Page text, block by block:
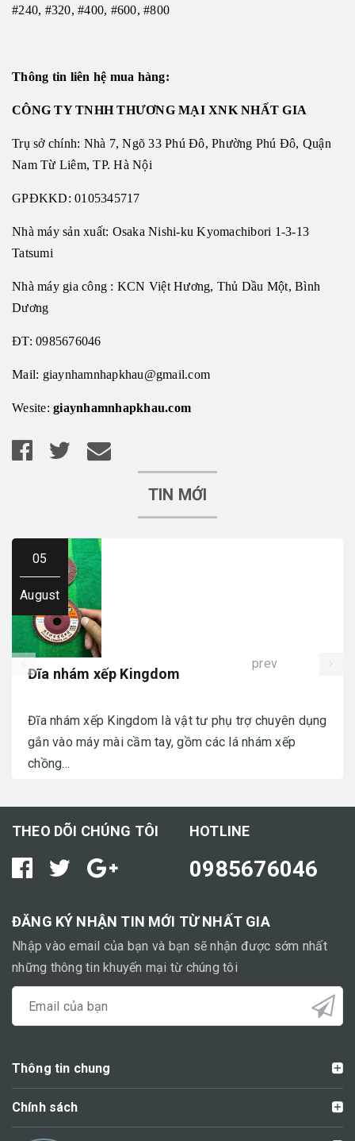
#240, #320, #400, #600, #800
Thông tin liên hệ mua hàng:
CÔNG TY TNHH THƯƠNG MẠI XNK NHẤT GIA
Trụ sở chính: Nhà 7, Ngõ 33 Phú Đô, Phường Phú Đô, Quận
Nam Từ Liêm, TP. Hà Nội
GPĐKKD: 0105345717
Nhà máy sản xuất: Osaka Nishi-ku Kyomachibori 1-3-13
Tatsumi
Nhà máy gia công : KCN Việt Hương, Thủ Dầu Một, Bình
Dương
ĐT: 0985676046
Mail: giaynhamnhapkhau@gmail.com
Wesite: giaynhamnhapkhau.com
TIN MỚI
05
August
Đĩa nhám xếp Kingdom
Đĩa nhám xếp Kingdom là vật tư phụ trợ chuyên dụng
gắn vào máy mài cầm tay, gồm các lá nhám xếp
chồng...
prev
THEO DÕI CHÚNG TÔI HOTLINE
0985676046
ĐĂNG KÝ NHẬN TIN MỚI TỪ NHẤT GIA
Nhập vào email của bạn và bạn sẽ nhận được sớm nhất
những thông tin khuyến mại từ chúng tôi
Thông tin chung
Chính sách